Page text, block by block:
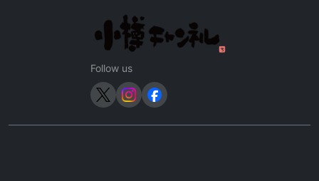
Follow us